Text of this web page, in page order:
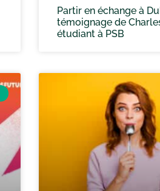
Partir en échange à
témoignage de
étudiant à PSB